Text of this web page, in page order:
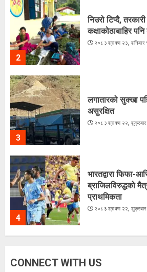
2
निउरो टिप्दै,
कक्षाकोठाबाहिर पनि
२०८३ श्रावण २३,
3
लगातारको सुक्खा
असुरक्षित
२०८३ श्रावण २२,
4
भारतद्वारा फिफा-
ब्राजिलविरुद्धको
प्राथमिकता
२०८३ श्रावण २२,
अरूसँग होइन,
CONNECT WITH US